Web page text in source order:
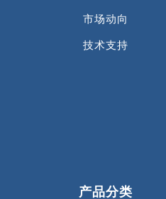
市场动向
技术支持
产品分类